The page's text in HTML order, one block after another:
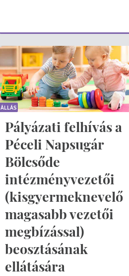
Pályázati felhívás a
Péceli Napsugár
Bölcsőde
intézményvezetői
(kisgyermeknevelő
magasabb vezetői
megbízással)
beosztásának
ellátására
ÁLLÁS